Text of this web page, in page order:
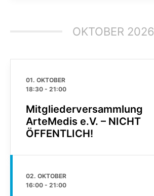
OKTOBER 2026
01. OKTOBER
18:30 - 21:00
Mitgliederversammlung
ArteMedis e.V. – NICHT
ÖFFENTLICH!
02. OKTOBER
16:00 - 21:00